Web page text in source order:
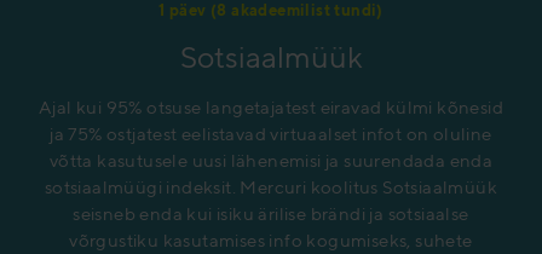
1 päev (8 akadeemilist tundi)
Sotsiaalmüük
Ajal kui 95% otsuse langetajatest eiravad külmi kõnesid
ja 75% ostjatest eelistavad virtuaalset infot on oluline
võtta kasutusele uusi lähenemisi ja suurendada enda
sotsiaalmüügi indeksit. Mercuri koolitus Sotsiaalmüük
seisneb enda kui isiku ärilise brändi ja sotsiaalse
võrgustiku kasutamises info kogumiseks, suhete